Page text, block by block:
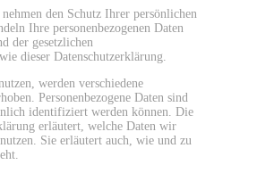
den Schutz Ihrer persönlichen
Ihre personenbezogenen Daten
der gesetzlichen
dieser Datenschutzerklärung.
werden verschiedene
Personenbezogene Daten sind
identifiziert werden können. Die
erläutert, welche Daten wir
Sie erläutert auch, wie und zu